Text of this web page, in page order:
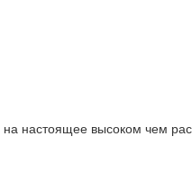
настоящее высоком чем